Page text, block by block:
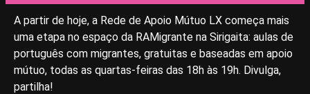
A partir de hoje, a Rede de Apoio Mútuo LX começa mais
uma etapa no espaço da RAMigrante na Sirigaita: aulas de
português com migrantes, gratuitas e baseadas em apoio
mútuo, todas as quartas-feiras das 18h às 19h. Divulga,
partilha!